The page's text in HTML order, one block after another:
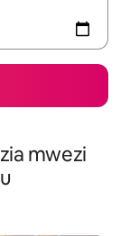
mwezi